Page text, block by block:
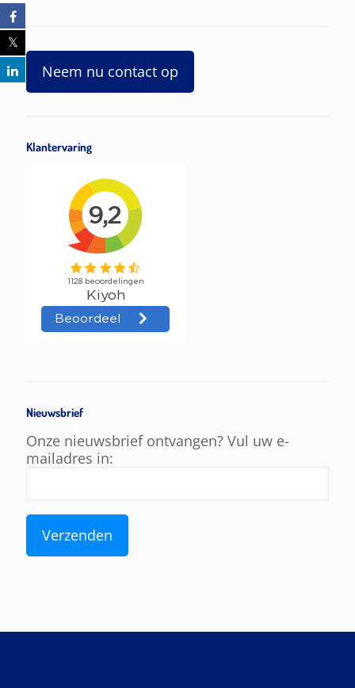
Neem nu contact op
Klantervaring
Nieuwsbrief
Onze nieuwsbrief ontvangen? Vul uw e-
mailadres in: